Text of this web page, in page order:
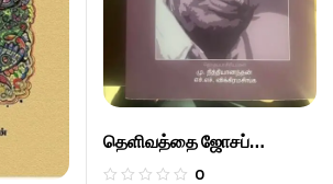
தெளிவத்தை ஜோசப்
கதைகள்.
0